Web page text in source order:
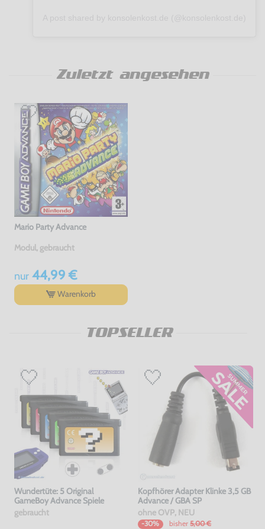
Zuletzt angesehen
Mario Party Advance
Modul, gebraucht
nur44,99 €
Warenkorb
TOPSELLER
Wundertüte: 5 Original
GameBoy Advance Spiele
gebraucht
Kopfhörer Adapter Klinke 3,5 GB
Advance / GBA SP
ohne OVP, NEU
-30% bisher 5,00 €